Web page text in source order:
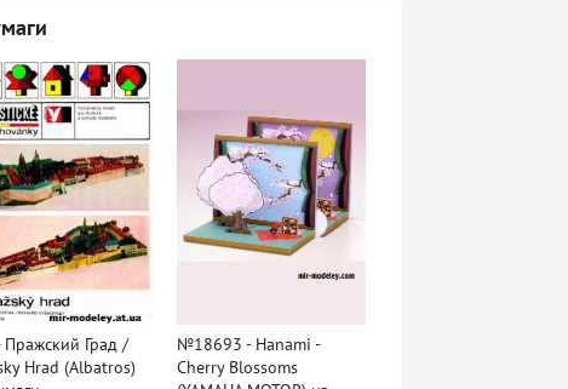
Град /
Hrad (Albatros)
№18693 - Hanami -
Cherry Blossoms